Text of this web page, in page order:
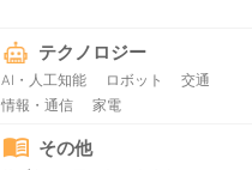
テクノロジー
AI・人工知能 ロボット
交通
情報・通信
家電
その他